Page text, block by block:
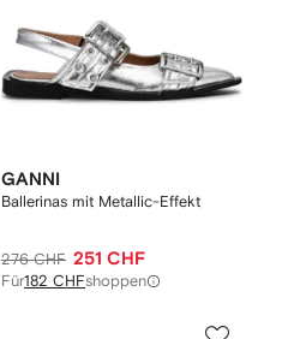
GANNI
Ballerinas mit Metallic-Effekt
276 CHF 251 CHF
Für182 CHFshoppen